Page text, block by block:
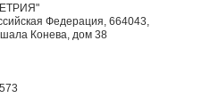
Федерация, 664043,
Конева, дом 38